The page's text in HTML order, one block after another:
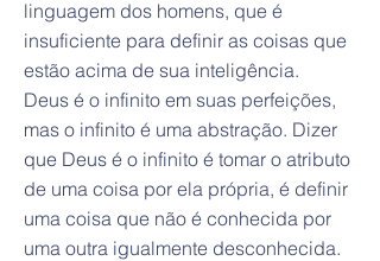
linguagem dos homens, que é
insuficiente para definir as coisas que
estão acima de sua inteligência.
Deus é o infinito em suas perfeições,
mas o infinito é uma abstração. Dizer
que Deus é o infinito é tomar o atributo
de uma coisa por ela própria, é definir
uma coisa que não é conhecida por
uma outra igualmente desconhecida.